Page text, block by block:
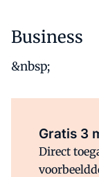
Business
&nbsp;
Gratis 3
Direct